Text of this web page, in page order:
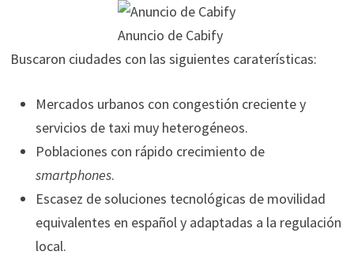
Anuncio de Cabify
Buscaron ciudades con las siguientes caraterísticas:
Mercados urbanos con congestión creciente y
servicios de taxi muy heterogéneos.
Poblaciones con rápido crecimiento de
smartphones.
Escasez de soluciones tecnológicas de movilidad
equivalentes en español y adaptadas a la regulación
local.